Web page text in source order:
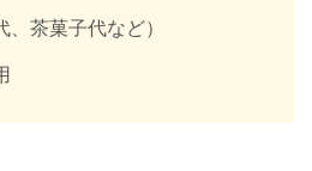
茶菓子代など）